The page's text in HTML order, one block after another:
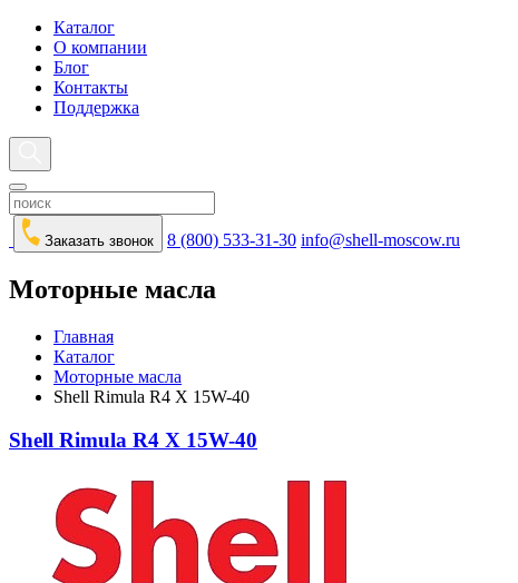
Каталог
О компании
Блог
Контакты
Поддержка
Заказать звонок 8 (800) 533-31-30 info@shell-moscow.ru
Моторные масла
Главная
Каталог
Моторные масла
Shell Rimula R4 X 15W-40
Shell Rimula R4 X 15W-40